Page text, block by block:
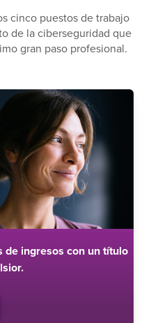
cinco puestos de trabajo
de la ciberseguridad que
gran paso profesional.
ingresos con un título